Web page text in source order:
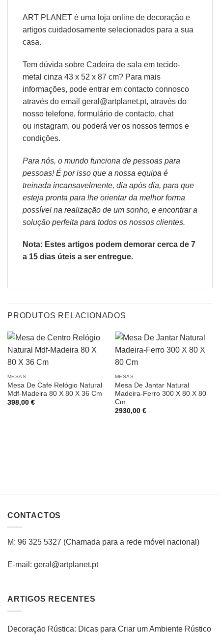
ART PLANET é uma loja online de decoração e
artigos cuidadosamente selecionados para a sua
casa.
Tem dúvida sobre Cadeira de sala em tecido-
metal cinza 43 x 52 x 87 cm? Para mais
informações, pode entrar em contacto connosco
através do email geral@artplanet.pt, através do
nosso telefone, formulário de contacto, chat
ou instagram, ou poderá ver os nossos termos e
condições.
Para nós, o mundo funciona de pessoas para
pessoas! É por isso que a nossa equipa é
treinada incansavelmente, dia após dia, para que
esteja pronta para lhe orientar da melhor forma
possível na realização de um sonho, e encontrar a
solução perfeita para todos os nossos clientes.
Nota: Estes artigos podem demorar cerca de 7
a 15 dias úteis a ser entregue.
PRODUTOS RELACIONADOS
MESAS
Mesa De Cafe Relógio Natural
Mdf-Madeira 80 X 80 X 36 Cm
398,00 €
MESAS
Mesa De Jantar Natural
Madeira-Ferro 300 X 80 X 80
Cm
2930,00 €
CONTACTOS
M: 96 325 5327 (Chamada para a rede móvel nacional )
E-mail: geral@artplanet.pt
ARTIGOS RECENTES
Decoração Rústica: Dicas para Criar um Ambiente Rústico